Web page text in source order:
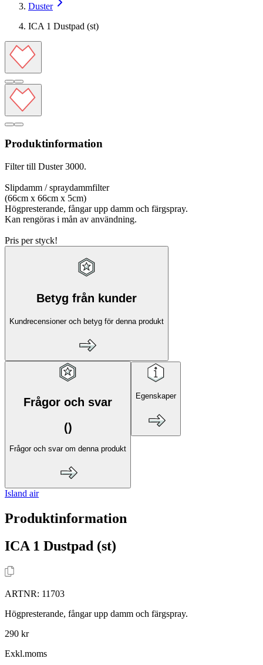
Duster
ICA 1 Dustpad (st)
Produktinformation
Filter till Duster 3000.
Slipdamm / spraydammfilter
(66cm x 66cm x 5cm)
Högpresterande, fångar upp damm och färgspray.
Kan rengöras i mån av användning.
Pris per styck!
Betyg från kunder
Kundrecensioner och betyg för denna produkt
Frågor och svar
()
Frågor och svar om denna produkt
Egenskaper
Island air
Produktinformation
ICA 1 Dustpad (st)
ARTNR: 11703
Högpresterande, fångar upp damm och färgspray.
290 kr
Exkl.moms